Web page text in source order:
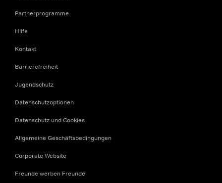
Partnerprogramme
Hilfe
Kontakt
Barrierefreiheit
Jugendschutz
Datenschutzoptionen
Datenschutz und Cookies
Allgemeine Geschäftsbedingungen
Corporate Website
Freunde werben Freunde